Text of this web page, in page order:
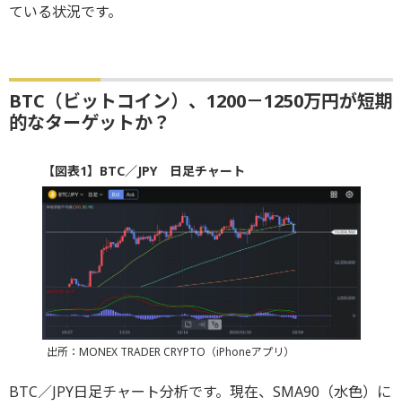
ている状況です。
BTC（ビットコイン）、1200－1250万円が短期
的なターゲットか？
【図表1】BTC／JPY 日足チャート
出所：MONEX TRADER CRYPTO（iPhoneアプリ）
BTC／JPY日足チャート分析です。現在、SMA90（水色）に